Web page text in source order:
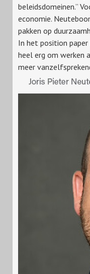
beleidsdomeinen.”
economie.
pakken op
In het position
heel erg om werken
meer